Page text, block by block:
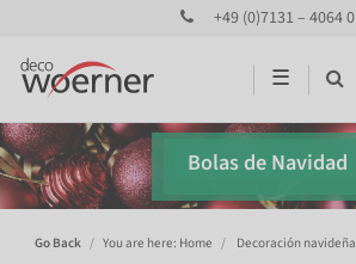
+49 (0)7131 – 4064 0
☰
Bolas de Navidad
Go Back You are here: Home Decoración navideña